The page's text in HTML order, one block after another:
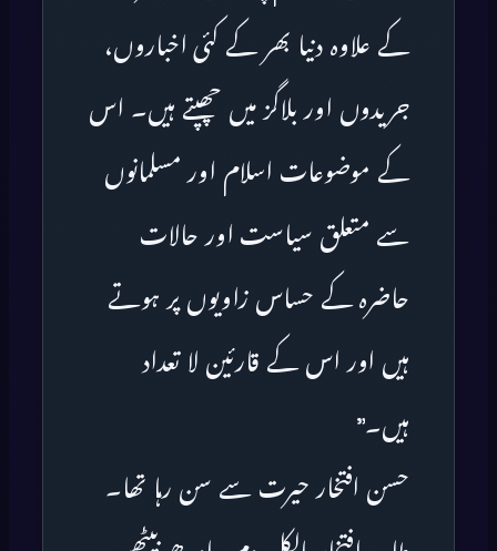
کے علاوہ دنیا بھر کے کئی اخباروں،
جریدوں اور بلاگز میں چھپتے ہیں۔ اس
کے موضوعات اسلام اور مسلمانوں
سے متعلق سیاست اور حالات
حاضرہ کے حساس زاویوں پر ہوتے
ہیں اور اس کے قارئین لا تعداد
ہیں۔”
حسن افتخار حیرت سے سن رہا تھا۔